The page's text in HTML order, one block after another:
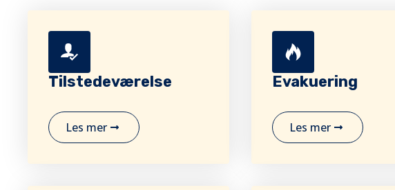
Tilstedeværelse
Les mer
Evakuering
Les mer